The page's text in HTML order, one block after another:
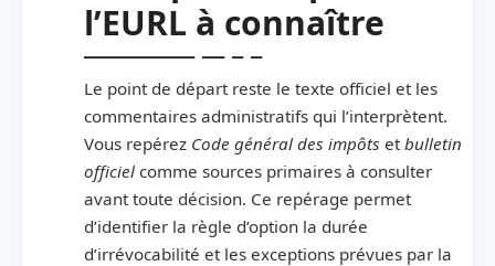
l’EURL à connaître
Le point de départ reste le texte officiel et les
commentaires administratifs qui l’interprètent.
Vous repérez Code général des impôts et bulletin
officiel comme sources primaires à consulter
avant toute décision. Ce repérage permet
d’identifier la règle d’option la durée
d’irrévocabilité et les exceptions prévues par la